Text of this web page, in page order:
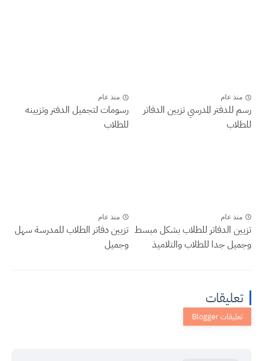
منذ عام
رسم للدفتر المدرسي تزيين الدفاتر
للطلاب
منذ عام
رسومات لتجميل الدفتر وتزيينه
للطلاب
منذ عام
تزيين الدفاتر للطلاب بشكل مبسط
وجميل جدا للطلاب والتلاميذ
منذ عام
تزيين دفاتر الطلاب للمدرسة سهل
وجميل
تعليقات